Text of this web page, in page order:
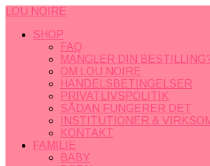
LOU NOIRE
SHOP
FAQ
MANGLER DIN
OM LOU NOIRE
HANDELSBETINGELSER
PRIVATLIVSPOLITIK
SÅDAN FUNGERER DET
INSTITUTIONER &
KONTAKT
FAMILIE
BABY